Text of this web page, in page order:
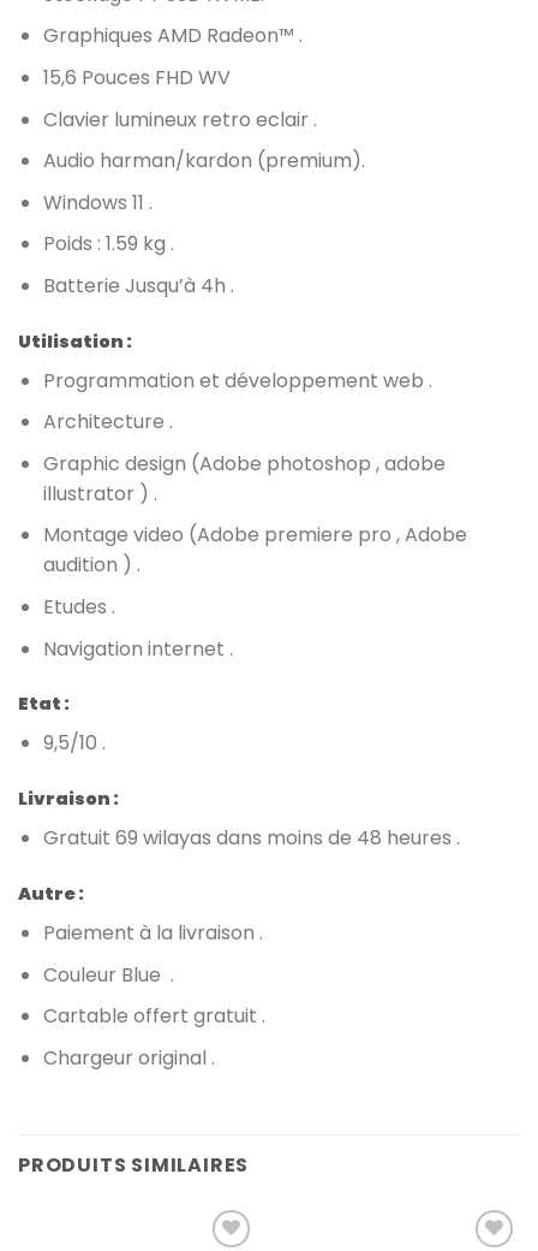
Graphiques AMD Radeon™ .
15,6 Pouces FHD WV
Clavier lumineux retro eclair .
Audio harman/kardon (premium).
Windows 11 .
Poids : 1.59 kg .
Batterie Jusqu’à 4h .
Utilisation :
Programmation et développement web .
Architecture .
Graphic design (Adobe photoshop , adobe
illustrator ) .
Montage video (Adobe premiere pro , Adobe
audition ) .
Etudes .
Navigation internet .
Etat :
9,5/10 .
Livraison :
Gratuit 69 wilayas dans moins de 48 heures .
Autre :
Paiement à la livraison .
Couleur Blue .
Cartable offert gratuit .
Chargeur original .
PRODUITS SIMILAIRES